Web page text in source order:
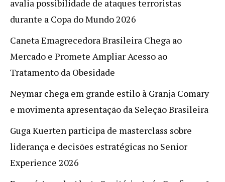
avalia possibilidade de ataques terroristas
durante a Copa do Mundo 2026
Caneta Emagrecedora Brasileira Chega ao
Mercado e Promete Ampliar Acesso ao
Tratamento da Obesidade
Neymar chega em grande estilo à Granja Comary
e movimenta apresentação da Seleção Brasileira
Guga Kuerten participa de masterclass sobre
liderança e decisões estratégicas no Senior
Experience 2026